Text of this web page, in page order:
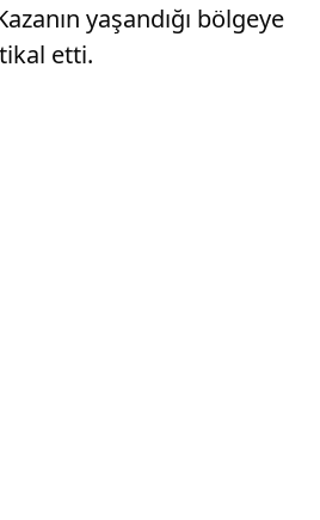
yaşandığı bölgeye
etti.